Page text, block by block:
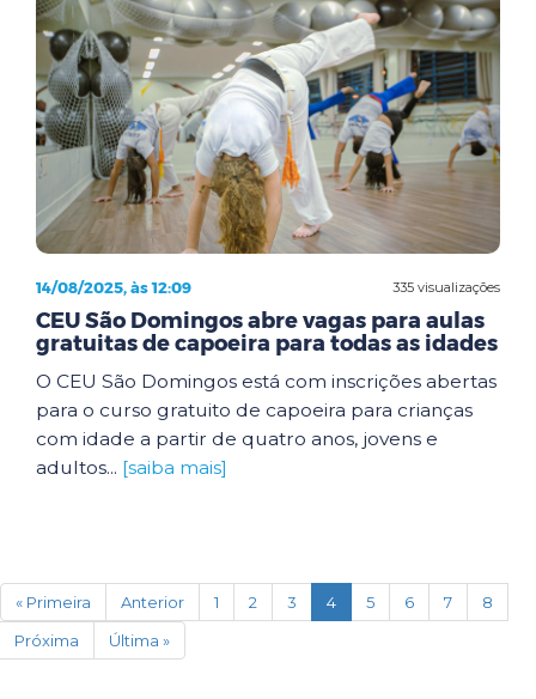
335 visualizações
14/08/2025, às 12:09
CEU São Domingos abre vagas para aulas
gratuitas de capoeira para todas as idades
O CEU São Domingos está com inscrições abertas
para o curso gratuito de capoeira para crianças
com idade a partir de quatro anos, jovens e
adultos... [saiba mais]
« Primeira Anterior 1 2 3 4(current)
5 6 7
8
Próxima
Última »